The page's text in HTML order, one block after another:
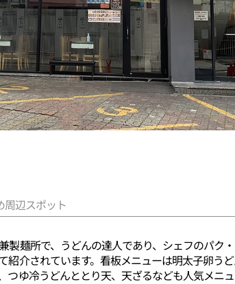
周辺スポット
麺所で、うどんの達人であり、シェフのパク・
介されています。看板メニューは明太子卵う
ゆ冷うどんととり天、天ざるなども人気メニュ